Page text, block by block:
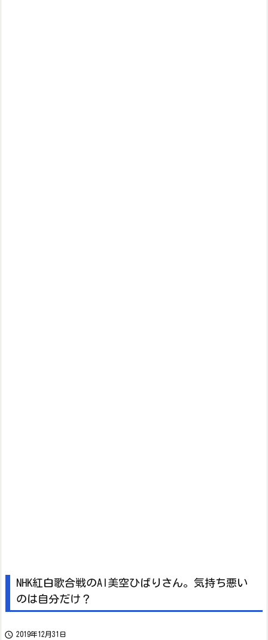
NHK紅白歌合戦のAI美空ひばりさん。気持ち悪い
のは自分だけ？
 2019年12月31日